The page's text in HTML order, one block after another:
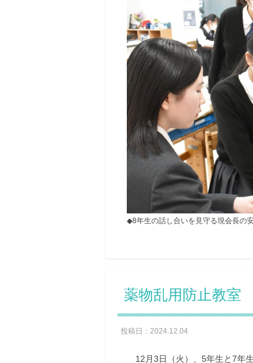
◆8年生の話し合いを見守る現会長の
薬物乱用防止教室
投稿日：2024.12.04
12月3日（火）、5年生と7年